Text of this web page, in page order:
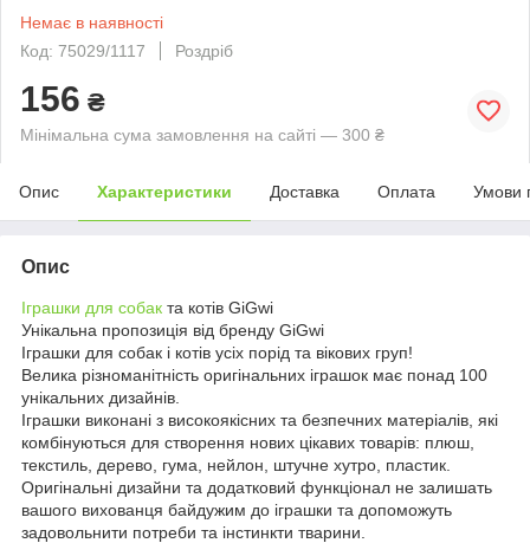
Немає в наявності
Код: 75029/1117
Роздріб
156 ₴
Мінімальна сума замовлення на сайті — 300 ₴
Опис Характеристики Доставка Оплата Умови
Опис
Іграшки для собак та котів GiGwi
Унікальна пропозиція від бренду GiGwi
Іграшки для собак і котів усіх порід та вікових груп!
Велика різноманітність оригінальних іграшок має понад 100
унікальних дизайнів.
Іграшки виконані з високоякісних та безпечних матеріалів, які
комбінуються для створення нових цікавих товарів: плюш,
текстиль, дерево, гума, нейлон, штучне хутро, пластик.
Оригінальні дизайни та додатковий функціонал не залишать
вашого вихованця байдужим до іграшки та допоможуть
задовольнити потреби та інстинкти тварини.